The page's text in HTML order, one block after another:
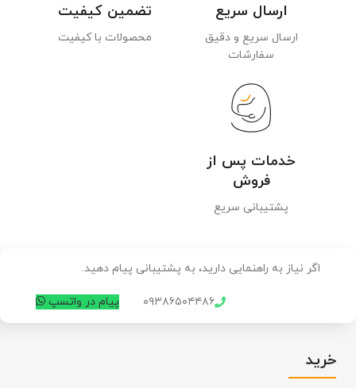
ارسال سریع
ارسال سریع و دقیق
سفارشات
تضمین کیفیت
محصولات با کیفیت
خدمات پس از
فروش
پشتیبانی سریع
اگر نیاز به راهنمایی دارید، به پشتیبانی پیام دهید.
۰۹۳۸۶۵۰۴۴۸۶ پیام در واتسپ
خرید